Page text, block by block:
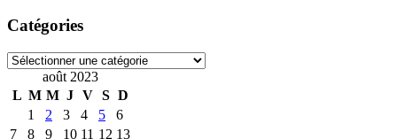
Catégories
Catégories
août 2023
L M M J V S D
1
2 3 4 5
6
7
8 9 10 11 12 13